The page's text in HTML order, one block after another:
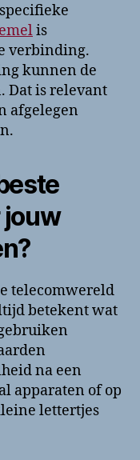
is
verbinding.
kunnen de
Dat is relevant
afgelegen
jouw
telecomwereld
betekent wat
na een
apparaten of op
lettertjes